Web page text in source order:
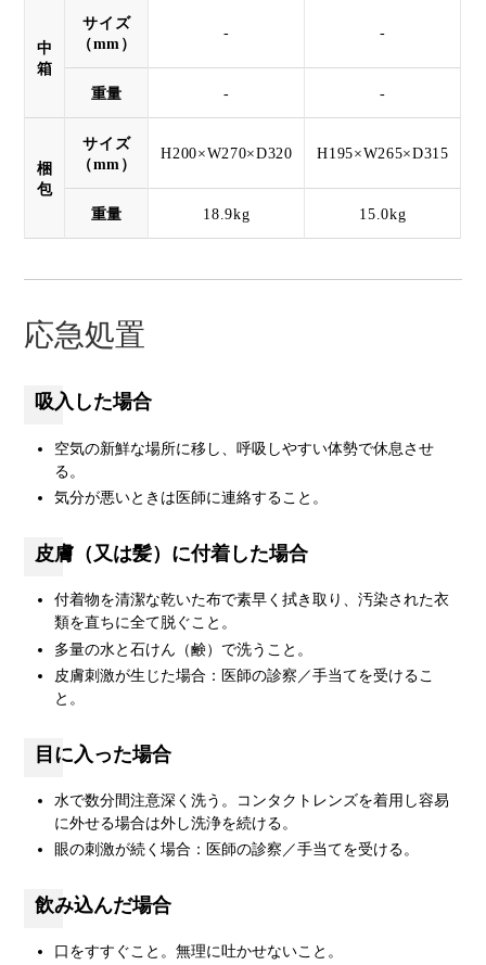
中
箱
サイズ
（mm）
- -
重量 - -
梱
包
サイズ
（mm）
H200×W270×D320 H195×W265×D315
重量 18.9kg 15.0kg
応急処置
吸入した場合
空気の新鮮な場所に移し、呼吸しやすい体勢で休息させ
る。
気分が悪いときは医師に連絡すること。
皮膚（又は髪）に付着した場合
付着物を清潔な乾いた布で素早く拭き取り、汚染された衣
類を直ちに全て脱ぐこと。
多量の水と石けん（鹸）で洗うこと。
皮膚刺激が生じた場合：医師の診察／手当てを受けるこ
と。
目に入った場合
水で数分間注意深く洗う。コンタクトレンズを着用し容易
に外せる場合は外し洗浄を続ける。
眼の刺激が続く場合：医師の診察／手当てを受ける。
飲み込んだ場合
口をすすぐこと。無理に吐かせないこと。